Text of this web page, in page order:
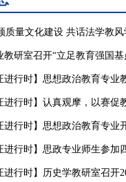
质量文化建设 共话法学教
教研室召开“立足教育强国
进行时】思想政治教育专业
进行时】认真观摩，以赛促
进行时】思想政治教育专业
进行时】思政专业师生参
进行时】历史学教研室召开